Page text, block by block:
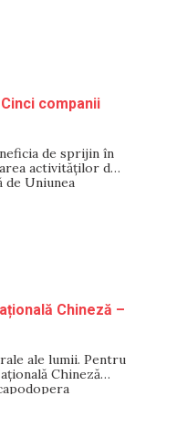
companii
de sprijin în
activităților de
Uniunea
(PNUD), în
Chineză –
ale lumii. Pentru
Chineză
premiera mondială.